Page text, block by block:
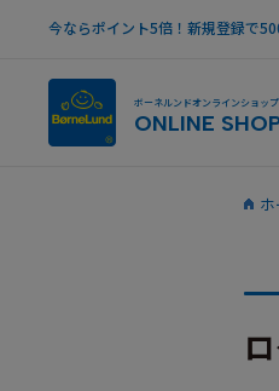
今ならポイント5倍！新規登録で
ボーネルンドオンラインショップ
ONLINE